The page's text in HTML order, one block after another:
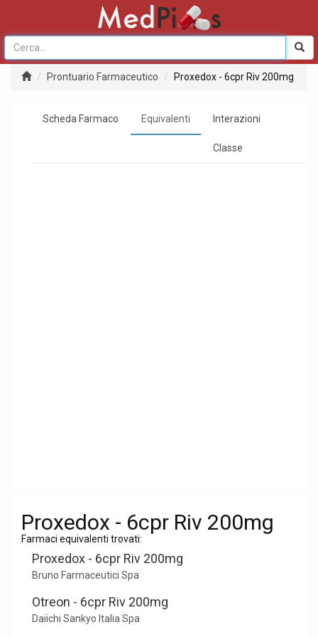
Prontuario Farmaceutico Proxedox - 6cpr Riv 200mg
Scheda Farmaco Equivalenti Interazioni
Classe
Proxedox - 6cpr Riv 200mg
Farmaci equivalenti trovati:
Proxedox - 6cpr Riv 200mg
Bruno Farmaceutici Spa
Otreon - 6cpr Riv 200mg
Daiichi Sankyo Italia Spa